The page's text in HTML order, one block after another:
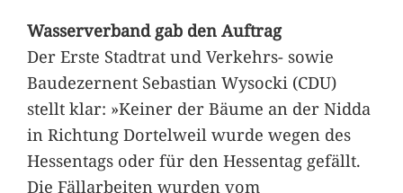
Wasserverband gab den Auftrag
Der Erste Stadtrat und Verkehrs- sowie
Baudezernent Sebastian Wysocki (CDU)
stellt klar: »Keiner der Bäume an der Nidda
in Richtung Dortelweil wurde wegen des
Hessentags oder für den Hessentag gefällt.
Die Fällarbeiten wurden vom